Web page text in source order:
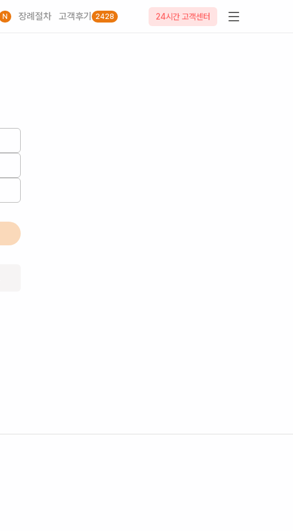
N 장례절차 고객후기 2428 24시간 고객센터